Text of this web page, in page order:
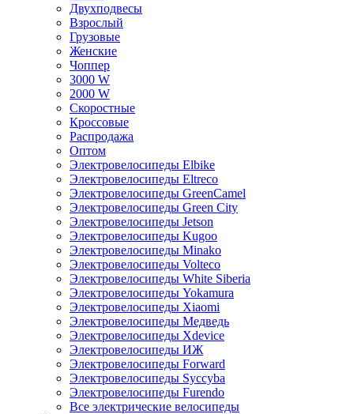
Двухподвесы
Взрослый
Грузовые
Женские
Чоппер
3000 W
2000 W
Скоростные
Кроссовые
Распродажа
Оптом
Электровелосипеды Elbike
Электровелосипеды Eltreco
Электровелосипеды GreenCamel
Электровелосипеды Green City
Электровелосипеды Jetson
Электровелосипеды Kugoo
Электровелосипеды Minako
Электровелосипеды Volteco
Электровелосипеды White Siberia
Электровелосипеды Yokamura
Электровелосипеды Xiaomi
Электровелосипеды Медведь
Электровелосипеды Xdevice
Электровелосипеды ИЖ
Электровелосипеды Forward
Электровелосипеды Syccyba
Электровелосипеды Furendo
Все электрические велосипеды